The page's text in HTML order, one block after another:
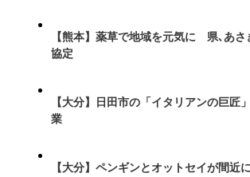
【熊本】薬草で地域を元気に 県､あさ
協定
【大分】日田市の「イタリアンの巨匠
業
【大分】ペンギンとオットセイが間近